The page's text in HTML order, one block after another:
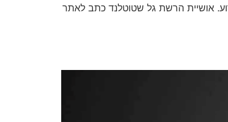
אושיית הרשת גל שטוטלנד כתב לאתר